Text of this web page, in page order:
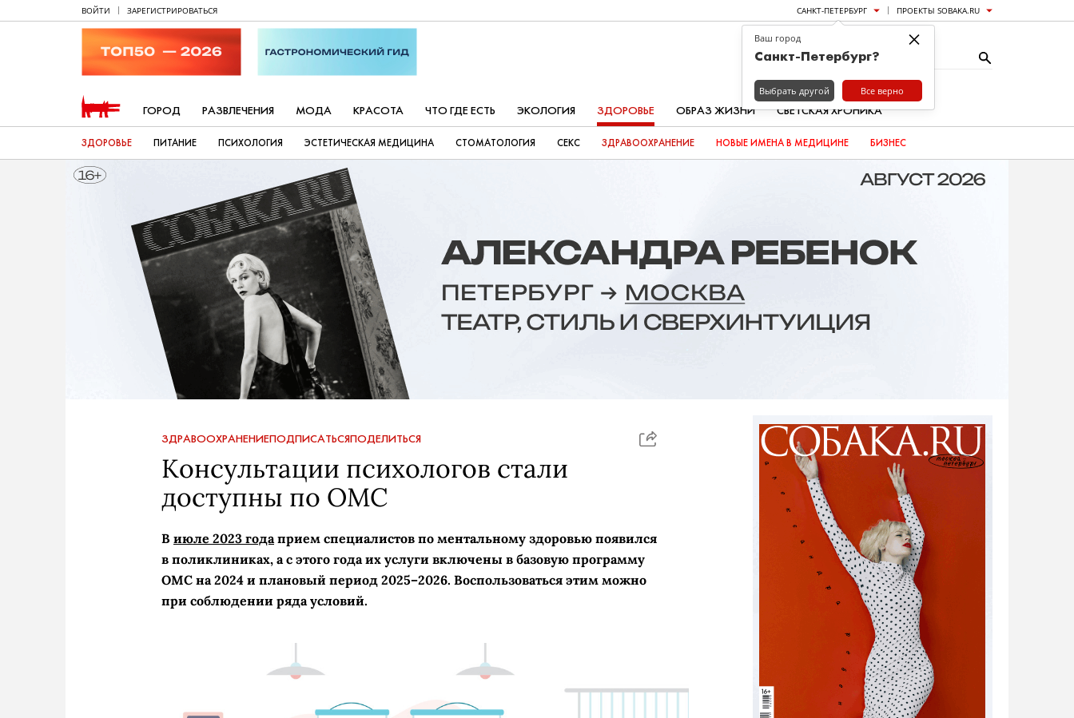
ВОЙТИ ЗАРЕГИСТРИРОВАТЬСЯ САНКТ-ПЕТЕРБУРГ ПРОЕКТЫ SOBAKA.RU
ГОРОД РАЗВЛЕЧЕНИЯ МОДА КРАСОТА ЧТО ГДЕ ЕСТЬ ЭКОЛОГИЯ ЗДОРОВЬЕ ОБРАЗ ЖИЗНИ СВЕТСКАЯ ХРОНИКА
ЗДОРОВЬЕ ПИТАНИЕ ПСИХОЛОГИЯ ЭСТЕТИЧЕСКАЯ МЕДИЦИНА СТОМАТОЛОГИЯ СЕКС ЗДРАВООХРАНЕНИЕ НОВЫЕ ИМЕНА В МЕДИЦИНЕ БИЗНЕС
ЗДРАВООХРАНЕНИЕПОДПИСАТЬСЯПОДЕЛИТЬСЯ
Консультации психологов стали
доступны по ОМС
В июле 2023 годаприем специалистов по ментальному здоровью появился
в поликлиниках, а с этого года их услуги включены в базовую программу
ОМС на 2024 и плановый период 2025–2026. Воспользоваться этим можно
при соблюдении ряда условий.
×
Ваш город
Санкт-Петербург?
Выбрать другой Все верно